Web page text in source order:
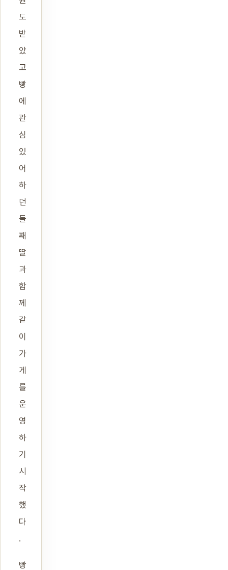
도
받
았
고
빵
에
관
심
있
어
하
던
둘
째
딸
과
함
께
같
이
가
게
를
운
영
하
기
시
작
했
다
.
빵